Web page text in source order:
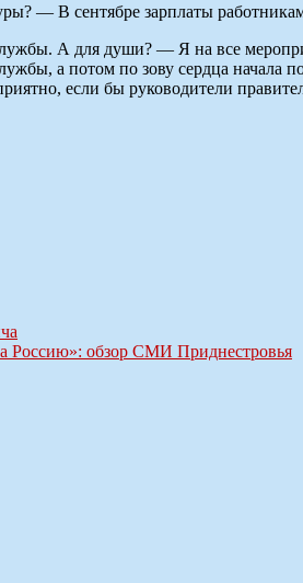
— В сентябре зарплаты
А для души? — Я на все
а потом по зову сердца
если бы руководители
Россию»: обзор СМИ Приднестровья